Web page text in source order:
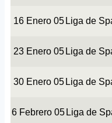
16 Enero 05 Liga de
23 Enero 05 Liga de
30 Enero 05 Liga de
6 Febrero 05 Liga de